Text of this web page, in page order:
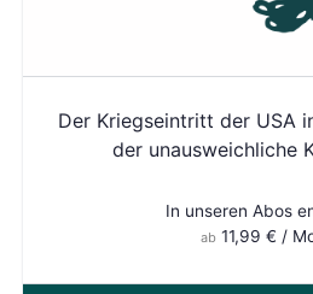
Der Kriegseintritt der USA
der unausweichliche
In unseren Abos
ab 11,99 € /